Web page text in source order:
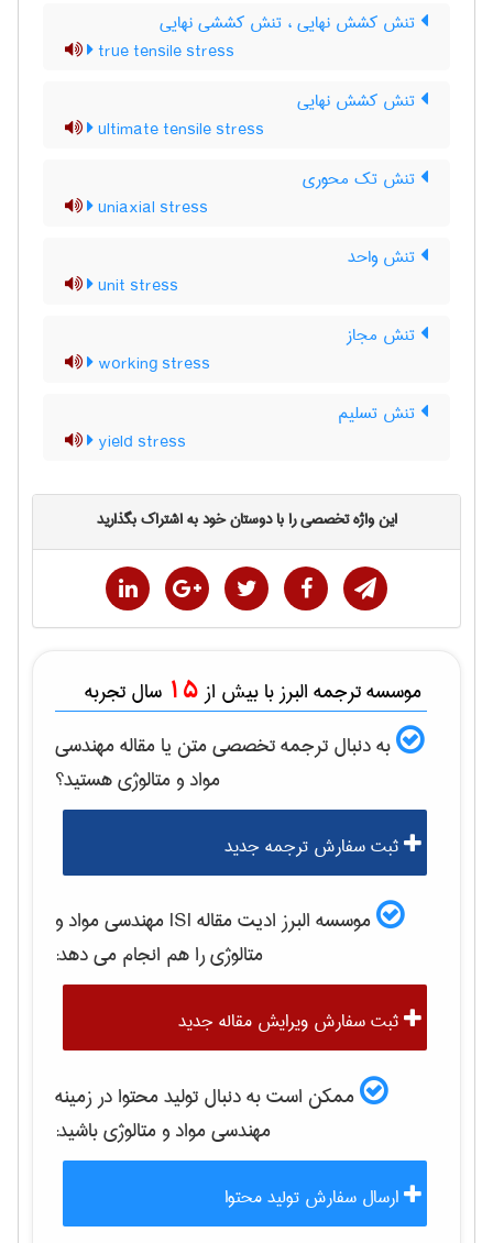
تنش کشش نهایی ، تنش کششی نهایی
true tensile stress
تنش کشش نهایی
ultimate tensile stress
تنش تک محوری
uniaxial stress
تنش واحد
unit stress
تنش مجاز
working stress
تنش تسلیم
yield stress
این واژه تخصصی را با دوستان خود به اشتراک بگذارید
موسسه ترجمه البرز با بیش از 15 سال تجربه
به دنبال ترجمه تخصصی متن یا مقالهمهندسی
مواد و متالوژیهستید؟
ثبت سفارش ترجمه جدید
موسسه البرز ادیت مقاله ISI
مهندسی مواد و
متالوژیرا هم انجام می دهد:
ثبت سفارش ویرایش مقاله جدید
ممکن است به دنبال تولید محتوا در زمینه
مهندسی مواد و متالوژیباشید:
ارسال سفارش تولید محتوا